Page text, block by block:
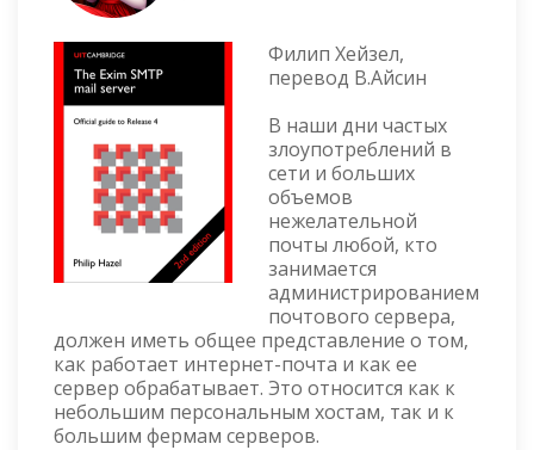
EXIM
SMTP
Филип Хейзел,
перевод В.Айсин
В наши дни частых
злоупотреблений в
сети и больших
объемов
нежелательной
почты любой, кто
занимается
администрированием
почтового сервера,
должен иметь общее представление о том,
как работает интернет-почта и как ее
сервер обрабатывает. Это относится как к
небольшим персональным хостам, так и к
большим фермам серверов.